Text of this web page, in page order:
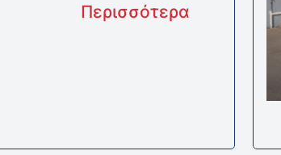
Περισσότερα